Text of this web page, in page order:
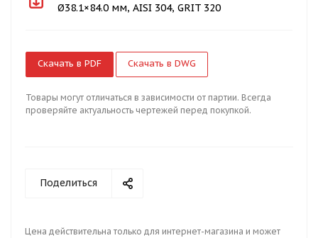
Ø38.1×84.0 мм, AISI 304, GRIT 320
Скачать в PDF Скачать в DWG
Товары могут отличаться в зависимости от партии. Всегда
проверяйте актуальность чертежей перед покупкой.
Поделиться
Цена действительна только для интернет-магазина и может